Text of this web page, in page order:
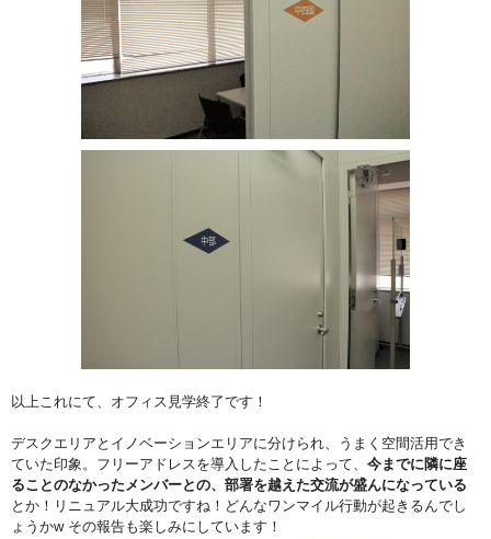
以上これにて、オフィス見学終了です！
デスクエリアとイノベーションエリアに分けられ、うまく空間活用でき
ていた印象。フリーアドレスを導入したことによって、 今までに隣に座
ることのなかったメンバーとの、部署を越えた交流が盛んになっている
とか！リニュアル大成功ですね！どんなワンマイル行動が起きるんでし
ょうかw その報告も楽しみにしています！